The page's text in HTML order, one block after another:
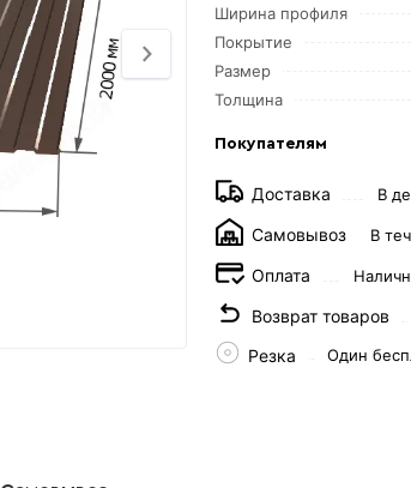
Ширина профиля
Покрытие
Размер
Толщина
Покупателям
Доставка В
Самовывоз В
Оплата
Возврат товаров
Резка Один